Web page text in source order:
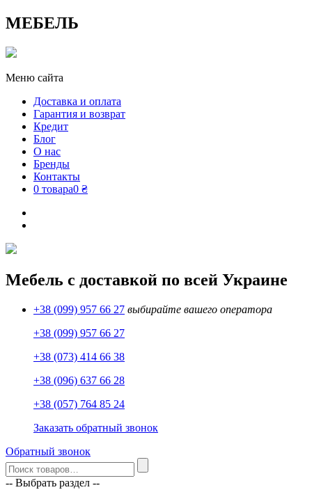
МЕБЕЛЬ
Меню сайта
Доставка и оплата
Гарантия и возврат
Кредит
Блог
О нас
Бренды
Контакты
0 товара0 ₴
Мебель с доставкой по всей Украине
+38 (099) 957 66 27 выбирайте вашего оператора
+38 (099) 957 66 27
+38 (073) 414 66 38
+38 (096) 637 66 28
+38 (057) 764 85 24
Заказать обратный звонок
Обратный звонок
-- Выбрать раздел --